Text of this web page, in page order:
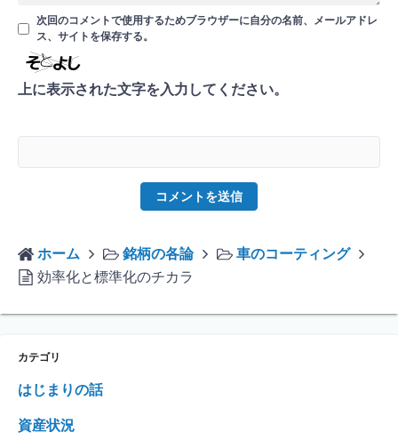
次回のコメントで使用するためブラウザーに自分の名前、メールアドレ
ス、サイトを保存する。
上に表示された文字を入力してください。
ホーム 銘柄の各論
車のコーティング
効率化と標準化のチカラ
カテゴリ
はじまりの話
資産状況